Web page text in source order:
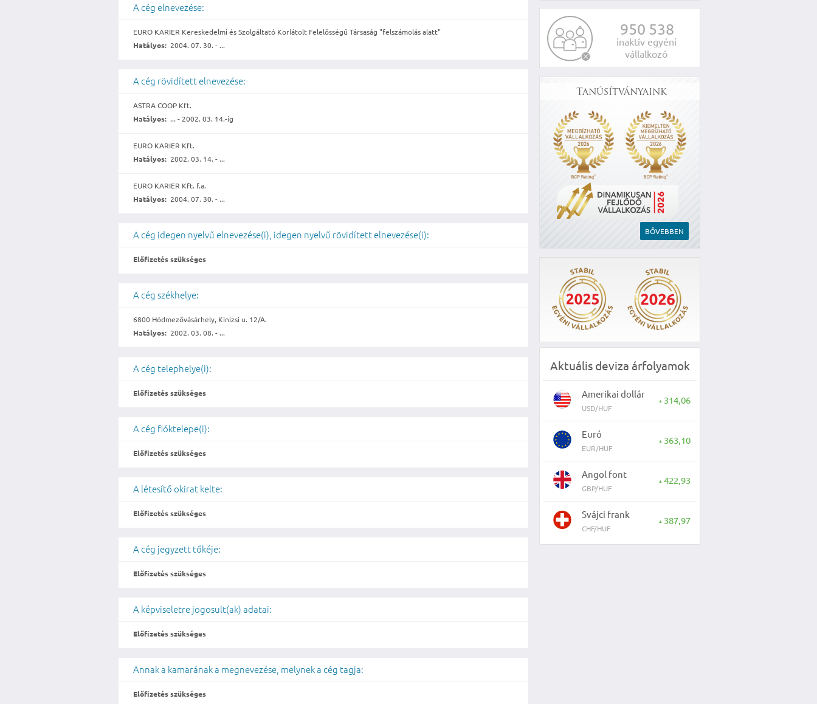
950 538
inaktív egyéni
vállalkozó
Tanúsítványaink
BŐVEBBEN
Aktuális deviza árfolyamok
Amerikai dollár
USD/HUF
▲ 314,06
Euró
EUR/HUF
▲ 363,10
Angol font
GBP/HUF
▲ 422,93
Svájci frank
CHF/HUF
▲ 387,97
A cég elnevezése:
EURO KARIER Kereskedelmi és Szolgáltató Korlátolt Felelősségű Társaság "felszámolás alatt"
Hatályos: 2004. 07. 30. - ...
A cég rövidített elnevezése:
ASTRA COOP Kft.
Hatályos: ... - 2002. 03. 14.-ig
EURO KARIER Kft.
Hatályos: 2002. 03. 14. - ...
EURO KARIER Kft. f.a.
Hatályos: 2004. 07. 30. - ...
A cég idegen nyelvű elnevezése(i), idegen nyelvű rövidített elnevezése(i):
Előfizetés szükséges
A cég székhelye:
6800 Hódmezővásárhely, Kinizsi u. 12/A.
Hatályos: 2002. 03. 08. - ...
A cég telephelye(i):
Előfizetés szükséges
A cég fióktelepe(i):
Előfizetés szükséges
A létesítő okirat kelte:
Előfizetés szükséges
A cég jegyzett tőkéje:
Előfizetés szükséges
A képviseletre jogosult(ak) adatai:
Előfizetés szükséges
Annak a kamarának a megnevezése, melynek a cég tagja:
Előfizetés szükséges